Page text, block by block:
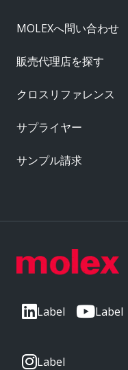
Label Label
Label
MOLEXへ問い合わせ
販売代理店を探す
クロスリファレンス
サプライヤー
サンプル請求